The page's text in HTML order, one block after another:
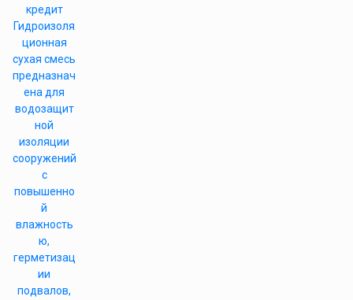
кредит
Гидроизоля
ционная
сухая смесь
предназнач
ена для
водозащит
ной
изоляции
сооружений
с
повышенно
й
влажность
ю,
герметизац
ии
подвалов,